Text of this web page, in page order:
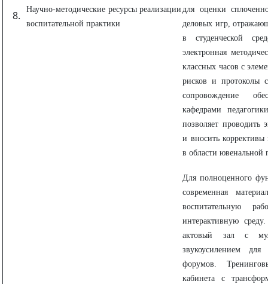
Научно-методические ресурсы реализации
воспитательной практики
для оценки
деловых игр,
в студенческой
электронная
классных часов с
рисков и протоколы
сопровождение
кафедрами
позволяет проводить
и вносить коррективы
в области ювенальной
Для полноценного
современная
воспитательную
интерактивную
актовый зал с
звукоусилением
форумов.
кабинета с